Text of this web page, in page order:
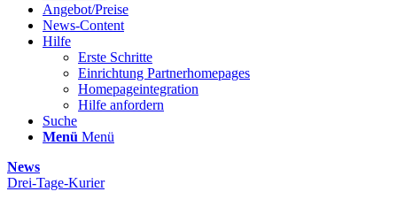
Angebot/Preise
News-Content
Hilfe
Erste Schritte
Einrichtung Partnerhomepages
Homepageintegration
Hilfe anfordern
Suche
Menü Menü
News
Drei-Tage-Kurier